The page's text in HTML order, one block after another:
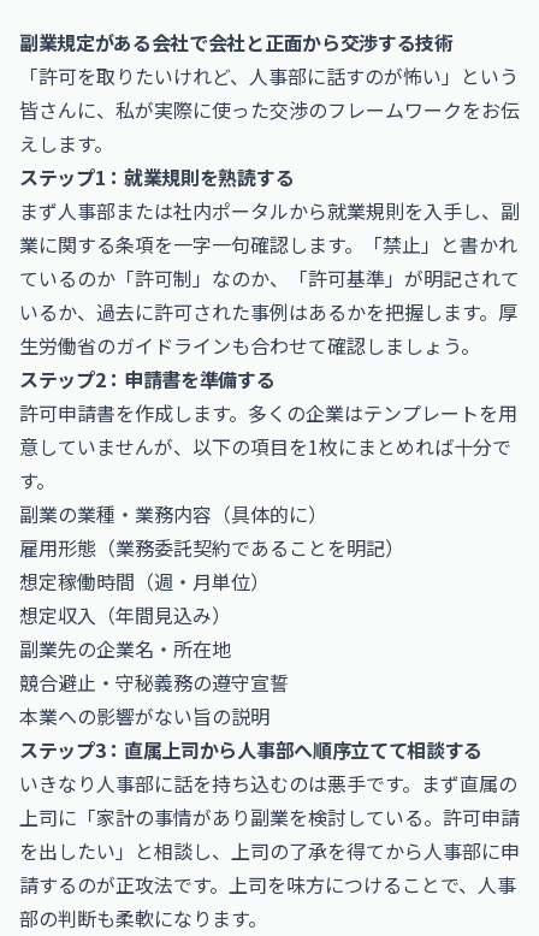
副業規定がある会社で会社と正面から交渉する技術
「許可を取りたいけれど、人事部に話すのが怖い」という
皆さんに、私が実際に使った交渉のフレームワークをお伝
えします。
ステップ1：就業規則を熟読する
まず人事部または社内ポータルから就業規則を入手し、副
業に関する条項を一字一句確認します。「禁止」と書かれ
ているのか「許可制」なのか、「許可基準」が明記されて
いるか、過去に許可された事例はあるかを把握します。厚
生労働省のガイドラインも合わせて確認しましょう。
ステップ2：申請書を準備する
許可申請書を作成します。多くの企業はテンプレートを用
意していませんが、以下の項目を1枚にまとめれば十分で
す。
副業の業種・業務内容（具体的に）
雇用形態（業務委託契約であることを明記）
想定稼働時間（週・月単位）
想定収入（年間見込み）
副業先の企業名・所在地
競合避止・守秘義務の遵守宣誓
本業への影響がない旨の説明
ステップ3：直属上司から人事部へ順序立てて相談する
いきなり人事部に話を持ち込むのは悪手です。まず直属の
上司に「家計の事情があり副業を検討している。許可申請
を出したい」と相談し、上司の了承を得てから人事部に申
請するのが正攻法です。上司を味方につけることで、人事
部の判断も柔軟になります。